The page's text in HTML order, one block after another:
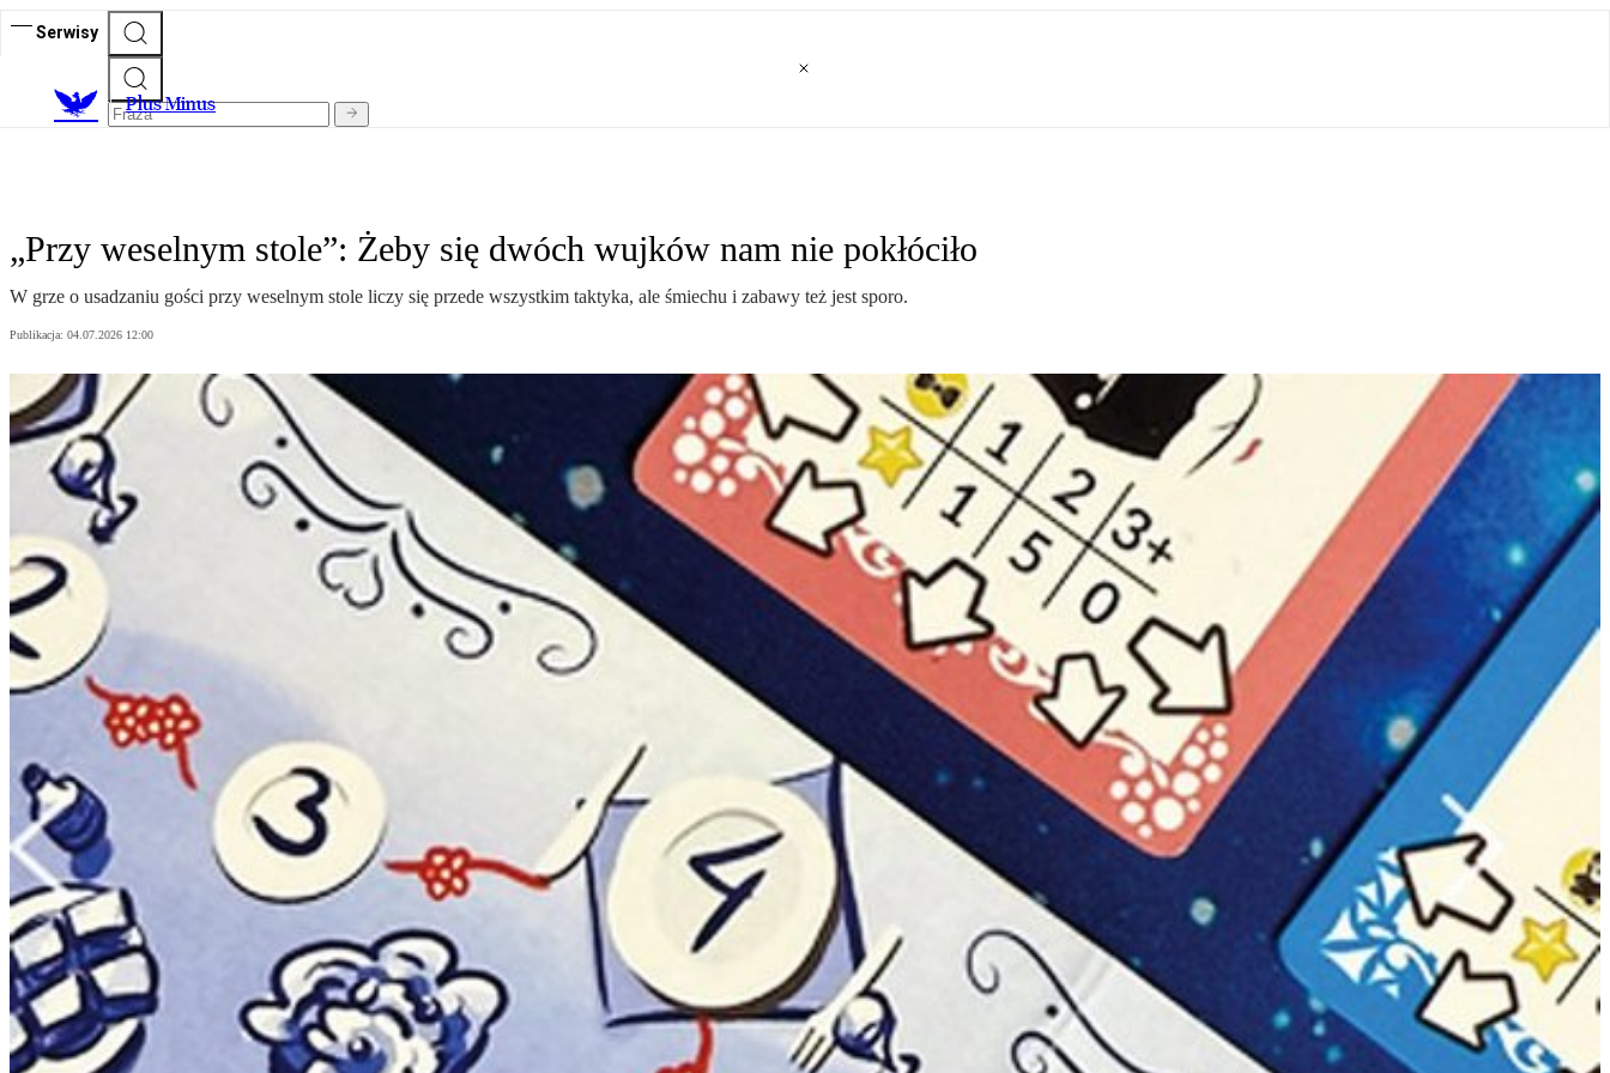
Serwisy
Plus Minus
„Przy weselnym stole”: Żeby się dwóch wujków nam nie pokłóciło
W grze o usadzaniu gości przy weselnym stole liczy się przede wszystkim taktyka, ale śmiechu i zabawy też jest sporo.
Publikacja: 04.07.2026 12:00